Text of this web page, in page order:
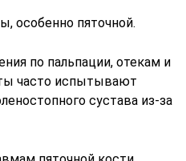
особенно пяточной.
по пальпации, отекам и
часто испытывают
сустава из-за